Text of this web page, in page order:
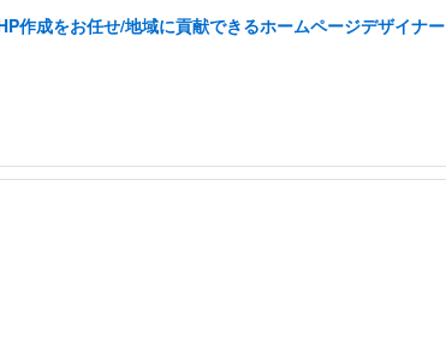
作成をお任せ/地域に貢献できるホームページデザイナー